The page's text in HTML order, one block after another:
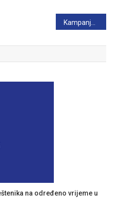
Kampanja: Postani policajac
na određeno vrijeme u